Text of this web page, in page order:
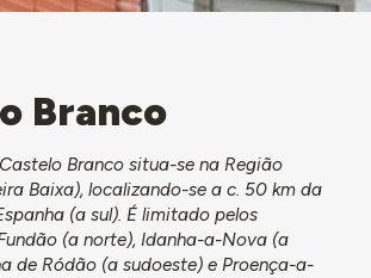
Branco
Branco situa-se na Região
Baixa), localizando-se a c. 50 km da
(a sul). É limitado pelos
(a norte), Idanha-a-Nova (a
de Ródão (a sudoeste) e Proença-a-